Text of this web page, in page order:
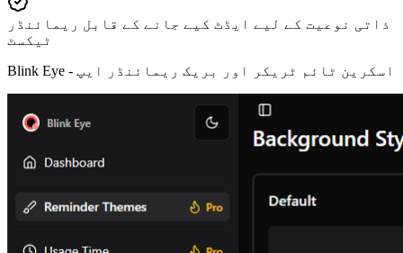
ذاتی نوعیت کے لیے ایڈٹ کیے جانے کے قابل ریمائنڈر
ٹیکسٹ
Blink Eye - اسکرین ٹائم ٹریکر اور بریک ریمائنڈر ایپ